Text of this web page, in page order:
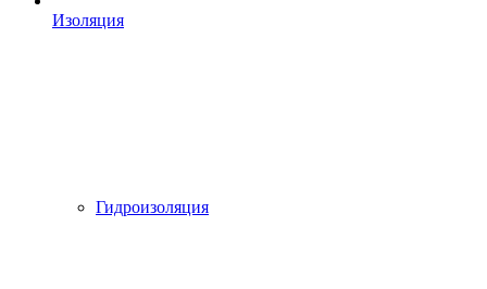
Изоляция
Гидроизоляция